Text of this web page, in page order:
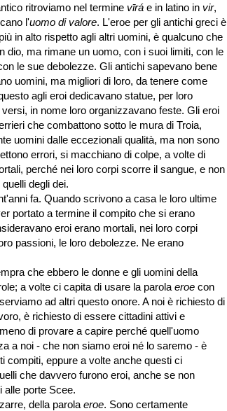
ritroviamo nel termine vīráe in latino in vir,
l'uomo di valore. L'eroe per gli antichi greci è
in alto rispetto agli altri uomini, è qualcuno che
dio, ma rimane un uomo, con i suoi limiti, con le
le sue debolezze. Gli antichi sapevano bene
uomini, ma migliori di loro, da tenere come
agli eroi dedicavano statue, per loro
in nome loro organizzavano feste. Gli eroi
che combattono sotto le mura di Troia,
uomini dalle eccezionali qualità, ma non sono
errori, si macchiano di colpe, a volte di
perché nei loro corpi scorre il sangue, e non
degli dei.
fa. Quando scrivono a casa le loro ultime
portato a termine il compito che si erano
eroi erano mortali, nei loro corpi
passioni, le loro debolezze. Ne erano
che ebbero le donne e gli uomini della
a volte ci capita di usare la parola eroe con
ad altri questo onore. A noi è richiesto di
è richiesto di essere cittadini attivi e
di provare a capire perché quell'uomo
a noi - che non siamo eroi né lo saremo - è
compiti, eppure a volte anche questi ci
che davvero furono eroi, anche se non
alle porte Scee.
della parola eroe. Sono certamente